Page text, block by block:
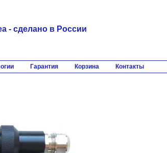
- сделано в России
Гарантия Корзина Контакты